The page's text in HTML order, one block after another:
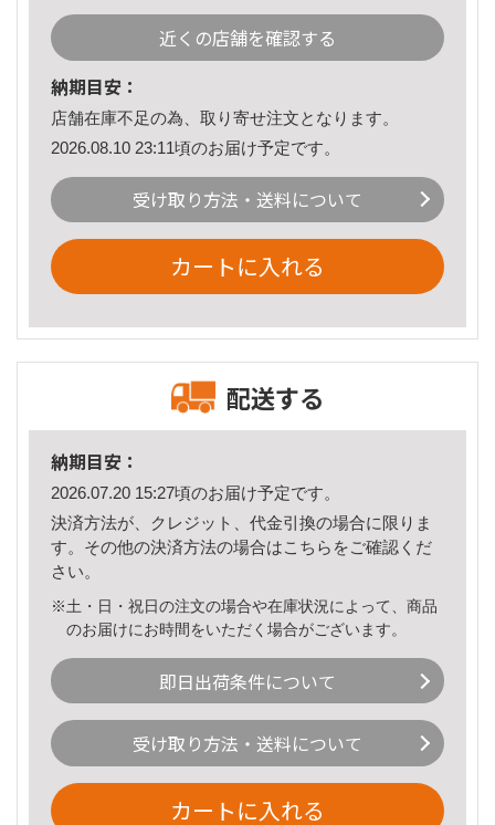
近くの店舗を確認する
納期目安：
店舗在庫不足の為、取り寄せ注文となります。
2026.08.10 23:11頃のお届け予定です。
受け取り方法・送料について
カートに入れる
配送する
納期目安：
2026.07.20 15:27頃のお届け予定です。
決済方法が、クレジット、代金引換の場合に限りま
す。その他の決済方法の場合はこちら をご確認くだ
さい。
※土・日・祝日の注文の場合や在庫状況によって、商品
のお届けにお時間をいただく場合がございます。
即日出荷条件について
受け取り方法・送料について
カートに入れる